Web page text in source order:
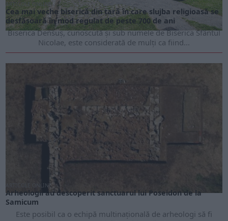
ARTICOLE ONLINE
Cea mai veche biserică din țară în care slujba religioasă se
desfășoară în mod regulat de peste 700 de ani
Biserica Densuș, cunoscută și sub numele de Biserica Sfântul
Nicolae, este considerată de mulți ca fiind...
ARTICOLE ONLINE
Arheologii au descoperit sanctuarul lui Poseidon de la
Samicum
Este posibil ca o echipă multinațională de arheologi să fi